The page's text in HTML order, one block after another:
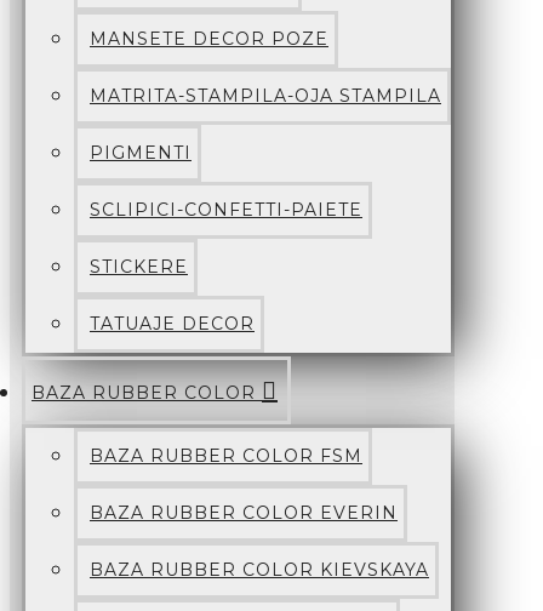
MANSETE DECOR POZE
MATRITA-STAMPILA-OJA STAMPILA
PIGMENTI
SCLIPICI-CONFETTI-PAIETE
STICKERE
TATUAJE DECOR
BAZA RUBBER COLOR
BAZA RUBBER COLOR FSM
BAZA RUBBER COLOR EVERIN
BAZA RUBBER COLOR KIEVSKAYA